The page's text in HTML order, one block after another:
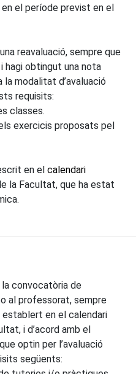
el període previst en el
reavaluació, sempre que
hagi obtingut una nota
la modalitat d’avaluació
requisits:
classes.
exercicis proposats pel
en el calendari
la Facultat, que ha estat
la convocatòria de
al professorat, sempre
en el calendari
i d’acord amb el
optin per l’avaluació
següents: